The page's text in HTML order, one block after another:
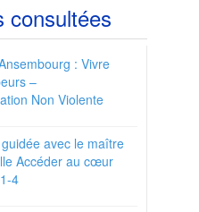
consultées
: Vivre
–
Non Violente
avec le maître
Accéder au cœur
4